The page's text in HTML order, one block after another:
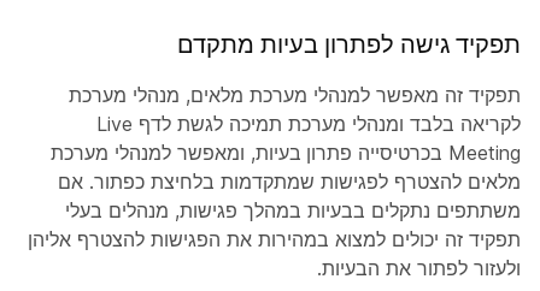
תפקיד גישה לפתרון בעיות מתקדם
תפקיד זה מאפשר למנהלי מערכת מלאים, מנהלי מערכת
לקריאה בלבד ומנהלי מערכת תמיכה לגשת לדף Live
Meeting בכרטיסייה
פתרון בעיות, ומאפשר למנהלי מערכת
מלאים להצטרף לפגישות שמתקדמות בלחיצת כפתור. אם
משתתפים נתקלים בבעיות במהלך פגישות, מנהלים בעלי
תפקיד זה יכולים למצוא במהירות את הפגישות להצטרף אליהן
ולעזור לפתור את הבעיות.